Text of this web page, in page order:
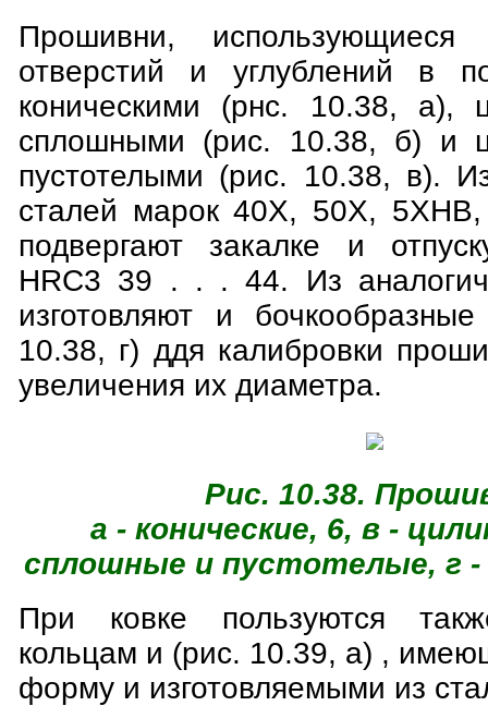
Прошивни, использующиеся
отверстий и углублений в
коническими (рнс. 10.38, а),
сплошными (рис. 10.38, б) и
пустотелыми (рис. 10.38, в).
сталей марок 40Х, 50Х,
подвергают закалке и
HRC3 39 . . . 44. Из
изготовляют и
10.38, г) ддя калибровки
увеличения их диаметра.
Рис. 10.38.
а - конические, 6, в -
сплошные и пустотелые, г -
При ковке пользуются
кольцам и (рис. 10.39, а) ,
форму и изготовляемыми из